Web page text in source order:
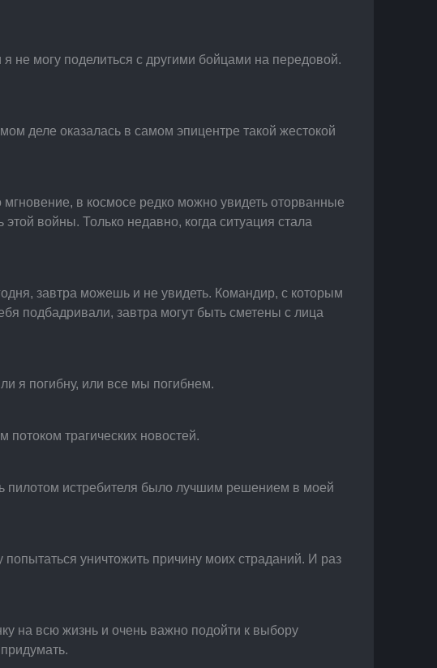
не могу поделиться с другими бойцами на передовой.
деле оказалась в самом эпицентре такой жестокой
в космосе редко можно увидеть оторванные
войны. Только недавно, когда ситуация стала
завтра можешь и не увидеть. Командир, с которым
подбадривали, завтра могут быть сметены с лица
я погибну, или все мы погибнем.
трагических новостей.
пилотом истребителя было лучшим решением в моей
попытаться уничтожить причину моих страданий. И раз
на всю жизнь и очень важно подойти к выбору